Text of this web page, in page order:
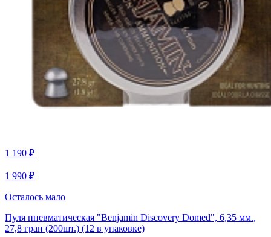
1 190 ₽
1 990 ₽
Осталось мало
Пуля пневматическая "Benjamin Discovery Domed", 6,35 мм.,
27,8 гран (200шт.) (12 в упаковке)